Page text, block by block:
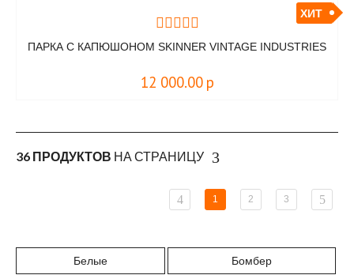
ХИТ
ПАРКА С КАПЮШОНОМ SKINNER VINTAGE INDUSTRIES
12 000.00 р
36 ПРОДУКТОВ НА СТРАНИЦУ
1 2 3
Белые Бомбер